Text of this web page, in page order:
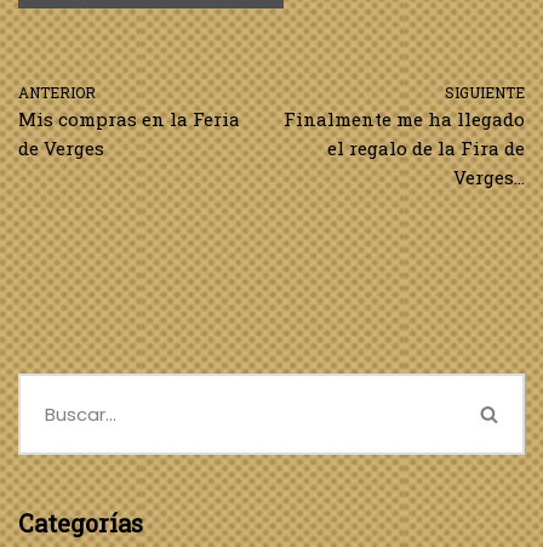
ANTERIOR
Mis compras en la Feria
de Verges
SIGUIENTE
Finalmente me ha llegado
el regalo de la Fira de
Verges…
Categorías